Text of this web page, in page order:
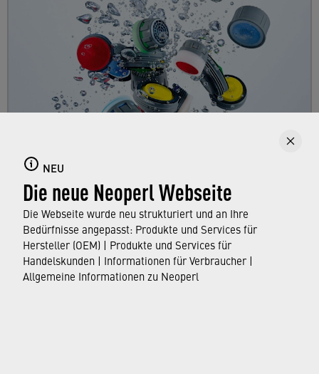
NEU
Die neue Neoperl Webseite
Die Webseite wurde neu strukturiert und an Ihre
Bedürfnisse angepasst: Produkte und Services für
Hersteller (OEM) | Produkte und Services für
Handelskunden | Informationen für Verbraucher |
Allgemeine Informationen zu Neoperl
Tauchen Sie ein in die vielfältige Strahlregler-
Welt von Neoperl und erfahren Sie mehr über
die Aufgaben des Strahlreglers, der tagtäglich
in allen Haushalten in Benutzung ist.
ERFAHREN SIE MEHR